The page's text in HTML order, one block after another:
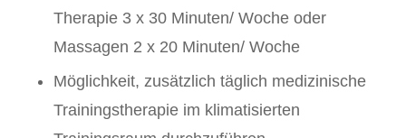
Therapie 3 x 30 Minuten/ Woche oder
Massagen 2 x 20 Minuten/ Woche
Möglichkeit, zusätzlich täglich medizinische
Trainingstherapie im klimatisierten